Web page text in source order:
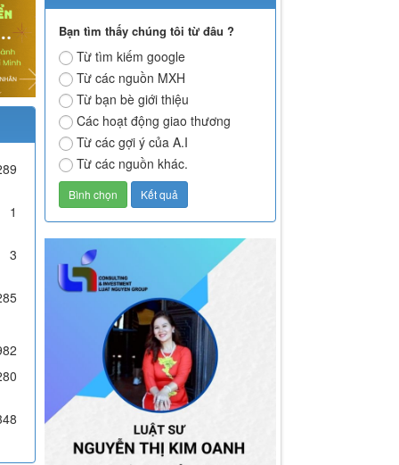
Bạn tìm thấy chúng tôi từ đâu ?
Từ tìm kiếm google
Từ các nguồn MXH
Từ bạn bè giới thiệu
Các hoạt động giao thương
Từ các gợi ý của A.I
Từ các nguồn khác.
1
3